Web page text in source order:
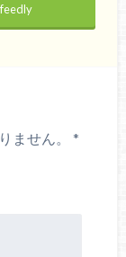
feedly
ません。
*